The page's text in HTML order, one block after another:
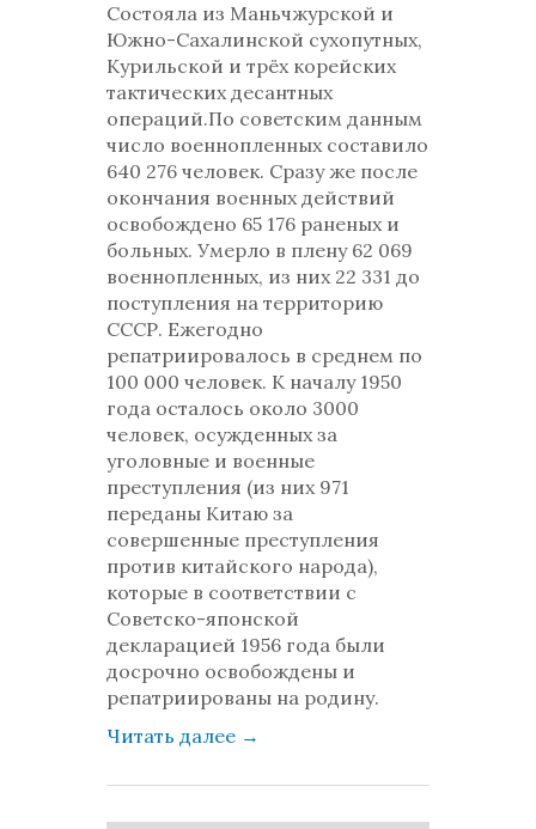
Состояла из Маньчжурской и
Южно-Сахалинской сухопутных,
Курильской и трёх корейских
тактических десантных
операций.По советским данным
число военнопленных составило
640 276 человек. Сразу же после
окончания военных действий
освобождено 65 176 раненых и
больных. Умерло в плену 62 069
военнопленных, из них 22 331 до
поступления на территорию
СССР. Ежегодно
репатриировалось в среднем по
100 000 человек. К началу 1950
года осталось около 3000
человек, осужденных за
уголовные и военные
преступления (из них 971
переданы Китаю за
совершенные преступления
против китайского народа),
которые в соответствии с
Советско-японской
декларацией 1956 года были
досрочно освобождены и
репатриированы на родину.
Читать далее →